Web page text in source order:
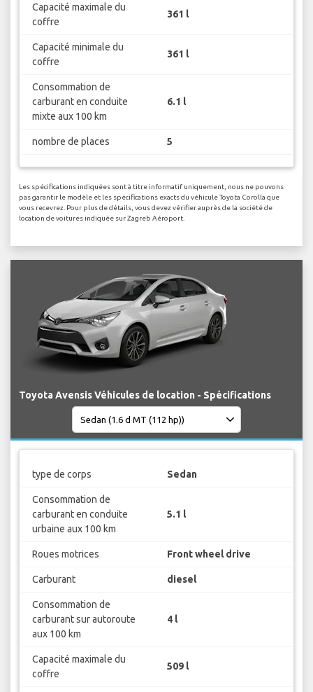
Capacité maximale du
coffre
361 l
Capacité minimale du
coffre
361 l
Consommation de
carburant en conduite
mixte aux 100 km
6.1 l
nombre de places 5
Les spécifications indiquées sont à titre informatif uniquement, nous ne pouvons
pas garantir le modèle et les spécifications exacts du véhicule Toyota Corolla que
vous recevrez. Pour plus de détails, vous devez vérifier auprès de la société de
location de voitures indiquée sur Zagreb Aéroport.
Toyota Avensis Véhicules de location - Spécifications
type de corps Sedan
Consommation de
carburant en conduite
urbaine aux 100 km
5.1 l
Roues motrices Front wheel drive
Carburant diesel
Consommation de
carburant sur autoroute
aux 100 km
4 l
Capacité maximale du
coffre
509 l